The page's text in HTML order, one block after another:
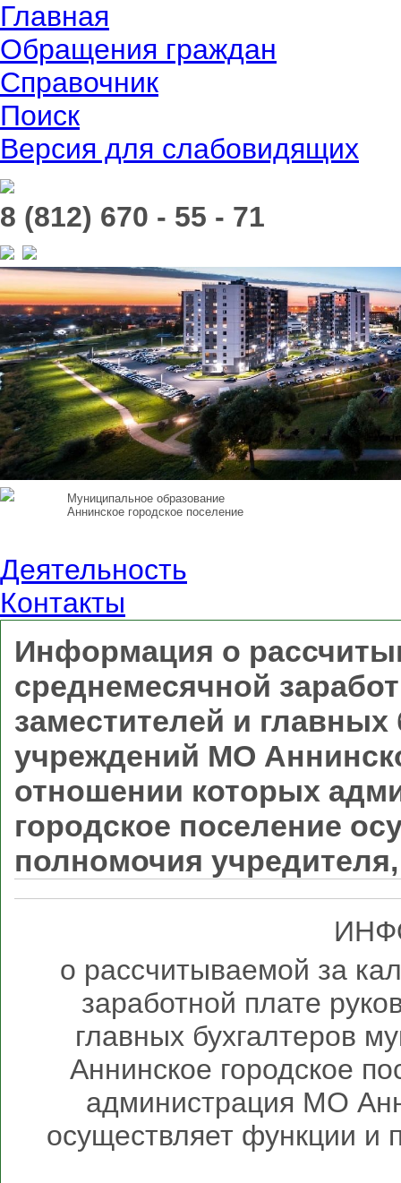
Главная
Обращения граждан
Справочник
Поиск
Версия для слабовидящих
8 (812) 670 - 55 - 71
Муниципальное образование
Аннинское городское поселение
Деятельность
Контакты
Информация о
среднемесячной
заместителей и
учреждений МО
отношении которых
городское поселение
полномочия учредителя,
о рассчитываемой за
заработной плате
главных бухгалтеров
Аннинское городское
администрация МО
осуществляет функции и